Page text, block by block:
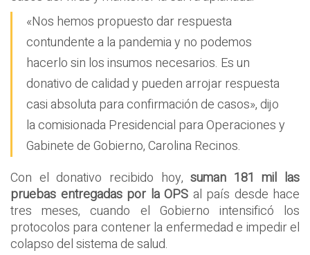
«Nos hemos propuesto dar respuesta
contundente a la pandemia y no podemos
hacerlo sin los insumos necesarios. Es un
donativo de calidad y pueden arrojar respuesta
casi absoluta para confirmación de casos», dijo
la comisionada Presidencial para Operaciones y
Gabinete de Gobierno, Carolina Recinos.
Con el donativo recibido hoy,suman 181 mil las
pruebas entregadas por la OPS al país desde hace
tres meses, cuando el Gobierno intensificó los
protocolos para contener la enfermedad e impedir el
colapso del sistema de salud.